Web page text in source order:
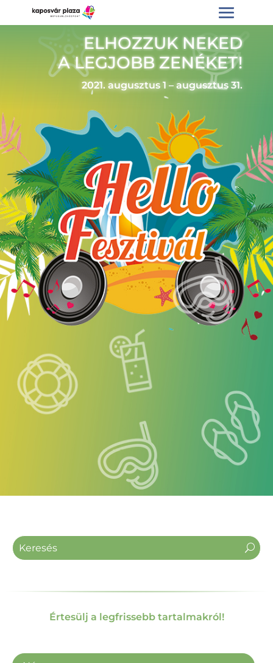
ELHOZZUK NEKED
A LEGJOBB ZENÉKET!
2021. augusztus 1 – augusztus 31.
Értesülj a legfrissebb tartalmakról!